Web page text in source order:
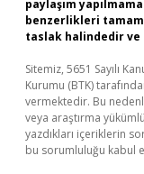
paylaşım
benzerlikleri
taslak halindedir ve
Sitemiz, 5651 Sayılı
Kurumu (BTK)
vermektedir. Bu
veya araştırma
yazdıkları içeriklerin
bu sorumluluğu kabul